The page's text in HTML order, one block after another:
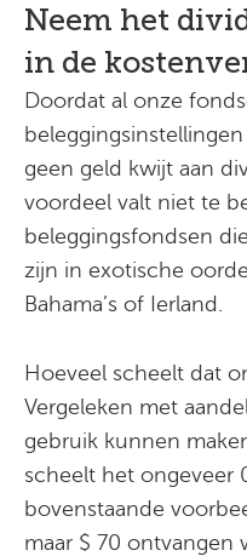
Neem het
in de
Doordat al onze
geen geld kwijt aan
voordeel valt niet te
beleggingsfondsen
zijn in exotische
Bahama’s of Ierland.
Hoeveel scheelt dat
Vergeleken met
gebruik kunnen
scheelt het ongeveer
bovenstaande
maar $ 70 ontvangen